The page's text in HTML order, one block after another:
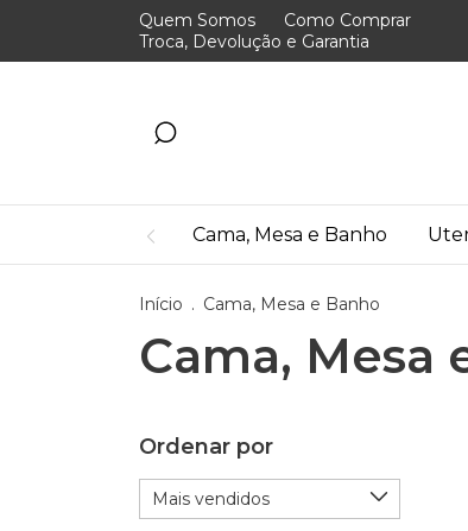
Quem Somos
Como Comprar
Troca, Devolução e Garantia
Cama, Mesa e Banho
Início . Cama, Mesa e Banho
Cama, Mesa
Ordenar por